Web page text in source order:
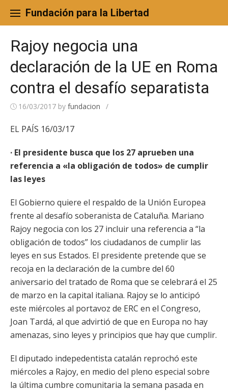
content
Fundación para la Libertad
Rajoy negocia una
declaración de la UE en Roma
contra el desafío separatista
16/03/2017 by fundacion /
EL PAÍS 16/03/17
· El presidente busca que los 27 aprueben una
referencia a «la obligación de todos» de cumplir
las leyes
El Gobierno quiere el respaldo de la Unión Europea
frente al desafío soberanista de Cataluña. Mariano
Rajoy negocia con los 27 incluir una referencia a “la
obligación de todos” los ciudadanos de cumplir las
leyes en sus Estados. El presidente pretende que se
recoja en la declaración de la cumbre del 60
aniversario del tratado de Roma que se celebrará el 25
de marzo en la capital italiana. Rajoy se lo anticipó
este miércoles al portavoz de ERC en el Congreso,
Joan Tardá, al que advirtió de que en Europa no hay
amenazas, sino leyes y principios que hay que cumplir.
El diputado indepedentista catalán reprochó este
miércoles a Rajoy, en medio del pleno especial sobre
la última cumbre comunitaria la semana pasada en